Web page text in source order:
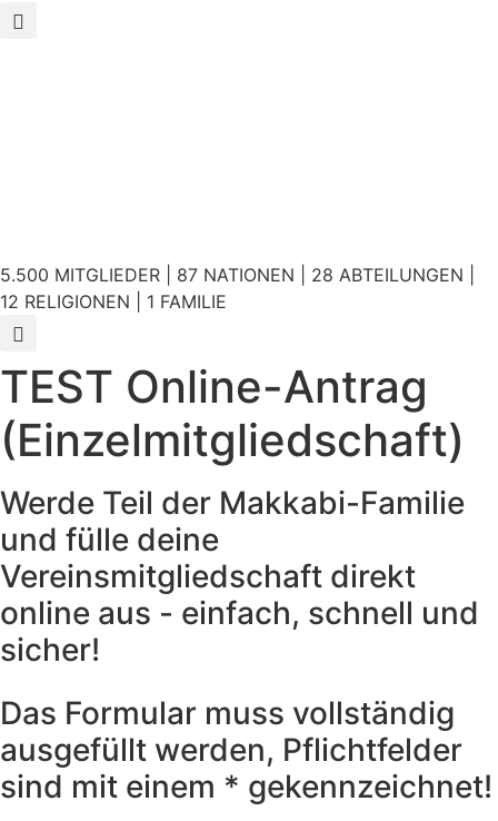
5.500 MITGLIEDER | 87 NATIONEN | 28 ABTEILUNGEN |
12 RELIGIONEN | 1 FAMILIE
TEST Online-Antrag
(Einzelmitgliedschaft)
Werde Teil der Makkabi-Familie
und fülle deine
Vereinsmitgliedschaft direkt
online aus - einfach, schnell und
sicher!
Das Formular muss vollständig
ausgefüllt werden, Pflichtfelder
sind mit einem * gekennzeichnet!